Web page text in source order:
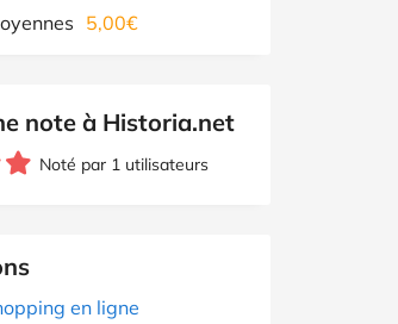
5,00€
note à Historia.net
Noté par 1 utilisateurs
en ligne